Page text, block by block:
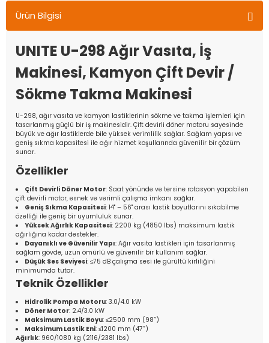
adresinize teslim edilir.
Ürün Bilgisi
UNITE U-298 Ağır Vasıta, İş
Makinesi, Kamyon Çift Devir /
Sökme Takma Makinesi
U-298, ağır vasıta ve kamyon lastiklerinin sökme ve takma işlemleri için
tasarlanmış güçlü bir iş makinesidir. Çift devirli döner motoru sayesinde
büyük ve ağır lastiklerde bile yüksek verimlilik sağlar. Sağlam yapısı ve
geniş sıkma kapasitesi ile ağır hizmet koşullarında güvenilir bir çözüm
sunar.
Özellikler
Çift Devirli Döner Motor: Saat yönünde ve tersine rotasyon yapabilen
çift devirli motor, esnek ve verimli çalışma imkanı sağlar.
Geniş Sıkma Kapasitesi: 14" – 56" arası lastik boyutlarını sıkabilme
özelliği ile geniş bir uyumluluk sunar.
Yüksek Ağırlık Kapasitesi: 2200 kg (4850 lbs) maksimum lastik
ağırlığına kadar destekler.
Dayanıklı ve Güvenilir Yapı: Ağır vasıta lastikleri için tasarlanmış
sağlam gövde, uzun ömürlü ve güvenilir bir kullanım sağlar.
Düşük Ses Seviyesi: ≤75 dB çalışma sesi ile gürültü kirliliğini
minimumda tutar.
Teknik Özellikler
Hidrolik Pompa Motoru: 3.0/4.0 kW
Döner Motor: 2.4/3.0 kW
Maksimum Lastik Boyu: ≤2500 mm (98”)
Maksimum Lastik Eni: ≤1200 mm (47”)
Ağırlık: 960/1080 kg (2116/2381 lbs)